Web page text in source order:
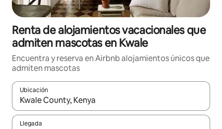
Renta de alojamientos vacacionales que
admiten mascotas en Kwale
Encuentra y reserva en Airbnb alojamientos únicos que
admiten mascotas
Ubicación
Cuando los resultados estén disponibles, podrás navegar
Llegada